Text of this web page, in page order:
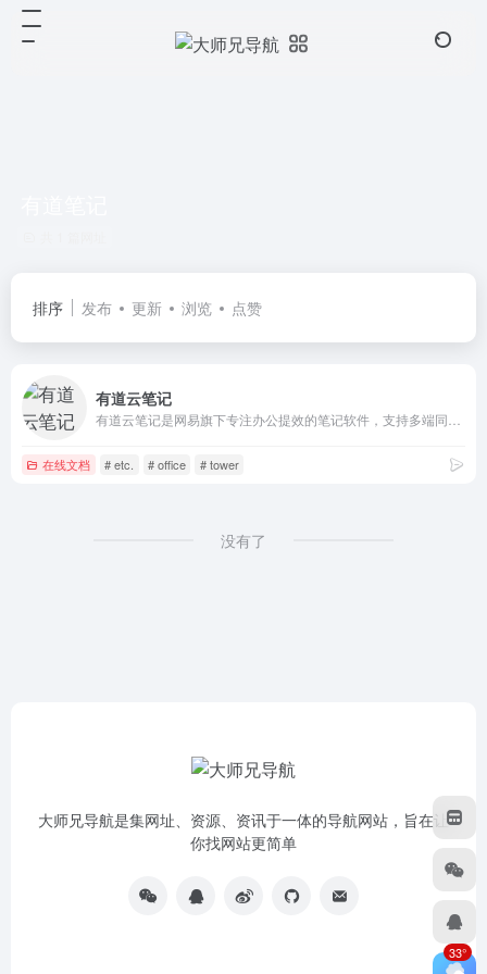
排序 发布 更新 浏览 点赞
有道云笔记
在线文档 # etc. # office # tower
没有了
大师兄导航是集网址、资源、资讯于一体的导航网站，旨在让
你找网站更简单
33°